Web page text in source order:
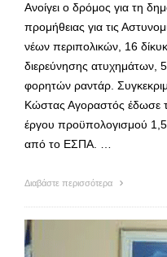
Ανοίγει ο δρόμος για τη
προμήθειας για τις
νέων περιπολικών, 16
διερεύνησης ατυχημάτων,
φορητών ραντάρ.
Κώστας Αγοραστός έδωσε
έργου προϋπολογισμού 1,5
από το ΕΣΠΑ. …
Διαβάστε περισσότερα